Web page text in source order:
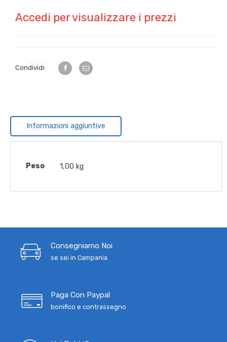
Accedi per visualizzare i prezzi
Condividi:
Informazioni aggiuntive
Peso 1,00 kg
Consegniamo Noi
se sei in Campania
Paga Con Paypal
bonifico e contrassegno